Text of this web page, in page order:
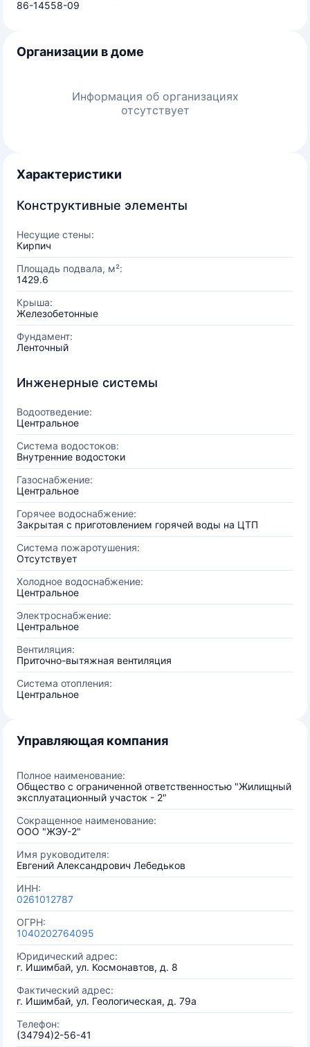
86-14558-09
Организации в доме
Информация об организациях
отсутствует
Характеристики
Конструктивные элементы
Несущие стены:
Кирпич
Площадь подвала, м²:
1429.6
Крыша:
Железобетонные
Фундамент:
Ленточный
Инженерные системы
Водоотведение:
Центральное
Система водостоков:
Внутренние водостоки
Газоснабжение:
Центральное
Горячее водоснабжение:
Закрытая с приготовлением горячей воды на ЦТП
Система пожаротушения:
Отсутствует
Холодное водоснабжение:
Центральное
Электроснабжение:
Центральное
Вентиляция:
Приточно-вытяжная вентиляция
Система отопления:
Центральное
Управляющая компания
Полное наименование:
Общество с ограниченной ответственностью "Жилищный
эксплуатационный участок - 2"
Сокращенное наименование:
ООО "ЖЭУ-2"
Имя руководителя:
Евгений Александрович Лебедьков
ИНН:
0261012787
ОГРН:
1040202764095
Юридический адрес:
г. Ишимбай, ул. Космонавтов, д. 8
Фактический адрес:
г. Ишимбай, ул. Геологическая, д. 79а
Телефон:
(34794)2-56-41